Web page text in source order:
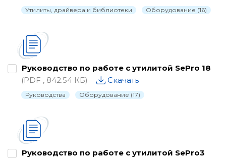
Утилиты, драйвера и библиотеки Оборудование (16)
Руководство по работе с утилитой SePro 18
(PDF , 842.54 КБ)
Скачать
Руководства Оборудование (17)
Руководство по работе с утилитой SePro3